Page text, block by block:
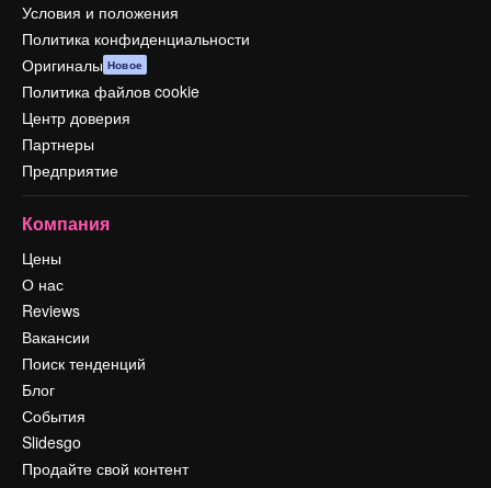
Условия и положения
Политика конфиденциальности
Оригиналы Новое
Политика файлов cookie
Центр доверия
Партнеры
Предприятие
Компания
Цены
О нас
Reviews
Вакансии
Поиск тенденций
Блог
События
Slidesgo
Продайте свой контент